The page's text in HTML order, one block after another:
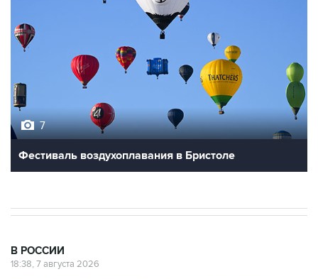
7
Фестиваль воздухоплавания в Бристоле
В РОССИИ
18:38, 7 августа 2026